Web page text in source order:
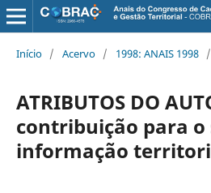
Início / Acervo / 1998: ANAIS 1998 /
ATRIBUTOS DO
contribuição para o
informação